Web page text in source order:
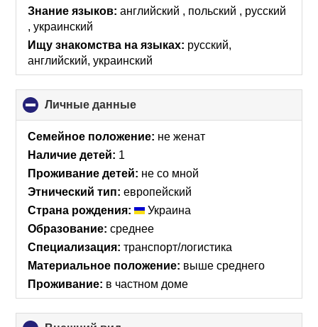
collapse
contents
Знание языков: английский , польский , русский
, украинский
Ищу знакомства на языках: русский,
английский, украинский
Личные данные
to
collapse
Семейное положение: не женат
Наличие детей: 1
Проживание детей: не со мной
Этнический тип: европейский
Страна рождения:
Украина
Образование: среднее
Специализация: транспорт/логистика
Материальное положение: выше среднего
Проживание: в частном доме